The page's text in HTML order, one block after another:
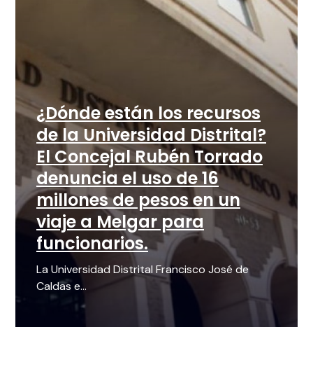
¿Dónde están los recursos
de la Universidad Distrital?
El Concejal Rubén Torrado
denuncia el uso de 16
millones de pesos en un
viaje a Melgar para
funcionarios.
La Universidad Distrital Francisco José de
Caldas e...